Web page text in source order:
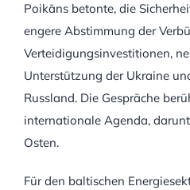
Poikāns betonte, die
engere Abstimmung der
Verteidigungsinvestitionen,
Unterstützung der Ukraine
Russland. Die Gespräche
internationale Agenda,
Osten.
Für den baltischen